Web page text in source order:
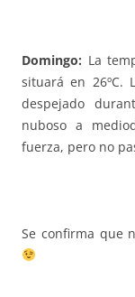
Domingo: La
situará en 26ºC.
despejado
nuboso a
fuerza, pero no
Se confirma que